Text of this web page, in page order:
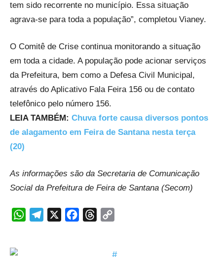
tem sido recorrente no município. Essa situação
agrava-se para toda a população”, completou Vianey.
O Comitê de Crise continua monitorando a situação
em toda a cidade. A população pode acionar serviços
da Prefeitura, bem como a Defesa Civil Municipal,
através do Aplicativo Fala Feira 156 ou de contato
telefônico pelo número 156.
LEIA TAMBÉM: Chuva forte causa diversos pontos
de alagamento em Feira de Santana nesta terça
(20)
As informações são da Secretaria de Comunicação
Social da Prefeitura de Feira de Santana (Secom)
WhatsAppTelegram FacebookThreads